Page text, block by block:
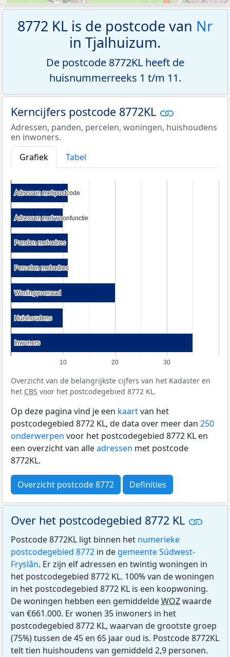
8772 KL is de postcode van Nr
in Tjalhuizum.
De postcode 8772KL heeft de
huisnummerreeks 1 t/m 11.
Kerncijfers postcode 8772KL
Adressen, panden, percelen, woningen, huishoudens
en inwoners.
Grafiek
Tabel
10 20 30
Adressen met postcode
Adressen met postcode
Adressen met woonfunctie
Adressen met woonfunctie
Panden met adres
Panden met adres
Percelen met adres
Percelen met adres
Woningvoorraad
Woningvoorraad
Huishoudens
Huishoudens
Inwoners
Inwoners
Overzicht van de belangrijkste cijfers van het Kadaster en
het CBS voor het postcodegebied 8772 KL.
Op deze pagina vind je een kaartvan het
postcodegebied 8772 KL, de data over meer dan 250
onderwerpen voor het postcodegebied 8772 KL en
een overzicht van alleadressen met postcode
8772KL.
Overzicht postcode 8772 Definities
Over het postcodegebied 8772 KL
Postcode 8772KL ligt binnen het numerieke
postcodegebied 8772 in de gemeente Súdwest-
Fryslân. Er zijn elf adressen en twintig woningen in
het postcodegebied 8772 KL. 100% van de woningen
in het postcodegebied 8772 KL is een koopwoning.
De woningen hebben een gemiddeldeWOZwaarde
van €661.000. Er wonen 35 inwoners in het
postcodegebied 8772 KL, waarvan de grootste groep
(75%) tussen de 45 en 65 jaar oud is. Postcode 8772KL
telt tien huishoudens van gemiddeld 2,9 personen.